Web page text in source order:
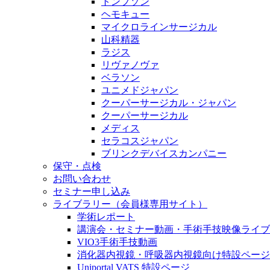
ヘモキュー
マイクロラインサージカル
山科精器
ラジス
リヴァノヴァ
ベラソン
ユニメドジャパン
クーパーサージカル・ジャパン
クーパーサージカル
メディス
セラコスジャパン
ブリンクデバイスカンパニー
保守・点検
お問い合わせ
セミナー申し込み
ライブラリー（会員様専用サイト）
学術レポート
講演会・セミナー動画・手術手技映像ライ
VIO3手術手技動画
消化器内視鏡・呼吸器内視鏡向け特設ページ
Uniportal VATS 特設ページ